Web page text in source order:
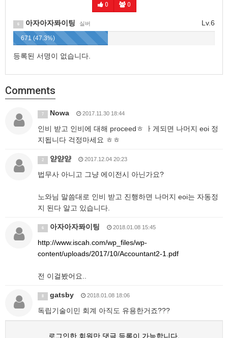
0 0
Lv.6
6 아자아자퐈이팅 실버
671 (47.3%)
등록된 서명이 없습니다.
Comments
7 Nowa 2017.11.30 18:44
인비 받고 인비에 대해 proceedㅎ ㅏ게되면 나머지 eoi 정
지됩니다 걱정마세요 ㅎㅎ
2 얃얃얃 2017.12.04 20:23
법무사 아니고 그냥 에이전시 아닌가요?
노와님 말씀대로 인비 받고 진행하면 나머지 eoi는 자동정
지 된다 알고 있습니다.
6 아자아자퐈이팅 2018.01.08 15:45
http://www.iscah.com/wp_files/wp-
content/uploads/2017/10/Accountant2-1.pdf
전 이걸봤어요..
gatsby 2018.01.08 18:06
독립기술이민 회계 아직도 유용한거죠???
로그인한 회원만 댓글 등록이 가능합니다.